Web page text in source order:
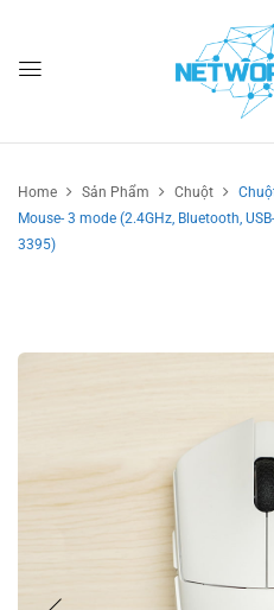
Home Sản Phẩm Chuột
Mouse- 3 mode (2.4GHz, Bluetooth,
3395)